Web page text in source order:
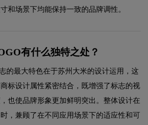
和场景下均能保持一致的品牌调性。
有什么独特之处？
的最大特色在于苏州大米的设计运用，这
标设计属性紧密结合，既增强了标志的视
也使品牌形象更加鲜明突出。整体设计在
，兼顾了在不同应用场景下的适应性和可